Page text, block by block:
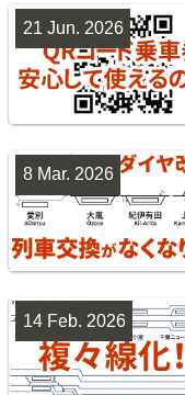
東北地方臨海鉄
21 Jun. 2026
8 Mar. 2026
14 Feb. 2026